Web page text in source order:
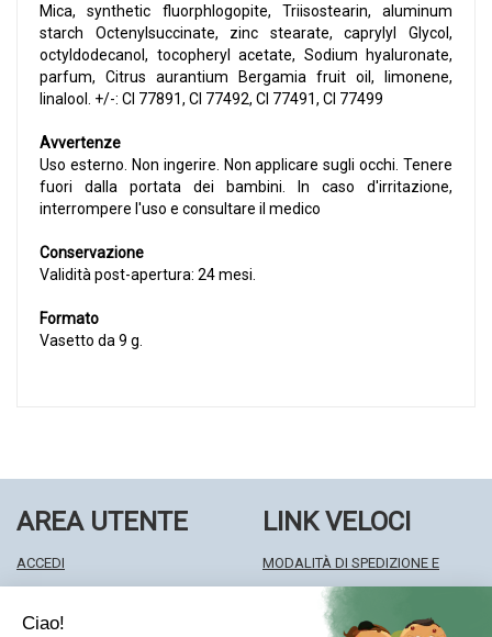
Mica, synthetic fluorphlogopite, Triisostearin, aluminum
starch Octenylsuccinate, zinc stearate, caprylyl Glycol,
octyldodecanol, tocopheryl acetate, Sodium hyaluronate,
parfum, Citrus aurantium Bergamia fruit oil, limonene,
linalool. +/-: CI 77891, CI 77492, CI 77491, CI 77499
Avvertenze
Uso esterno. Non ingerire. Non applicare sugli occhi. Tenere
fuori dalla portata dei bambini. In caso d'irritazione,
interrompere l'uso e consultare il medico
Conservazione
Validità post-apertura: 24 mesi.
Formato
Vasetto da 9 g.
AREA UTENTE
ACCEDI
WISHLIST
LINK VELOCI
MODALITÀ DI SPEDIZIONE E
MODALITÀ DI PAGAMENTO